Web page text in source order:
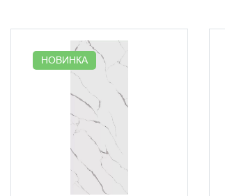
НОВИНКА